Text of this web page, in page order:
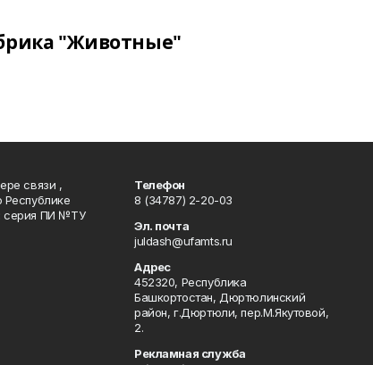
"Животные"
связи ,
Республике
серия ПИ №ТУ
Телефон
8 (34787) 2-20-03
Эл. почта
juldash@ufamts.ru
Адрес
452320, Республика
Башкортостан, Дюртюлинский
район, г.Дюртюли, пер.М.Якутовой,
2.
Рекламная служба